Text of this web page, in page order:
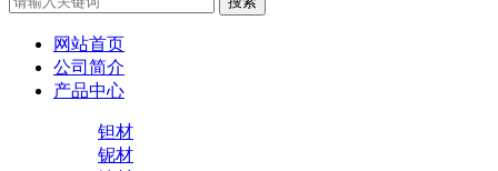
网站首页
公司简介
产品中心
钽材
铌材